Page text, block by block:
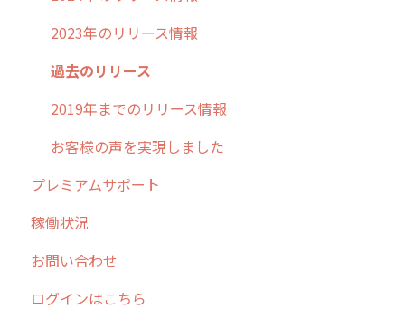
2023年のリリース情報
過去のリリース
2019年までのリリース情報
お客様の声を実現しました
プレミアムサポート
稼働状況
お問い合わせ
ログインはこちら